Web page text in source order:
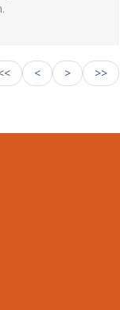
< > >>